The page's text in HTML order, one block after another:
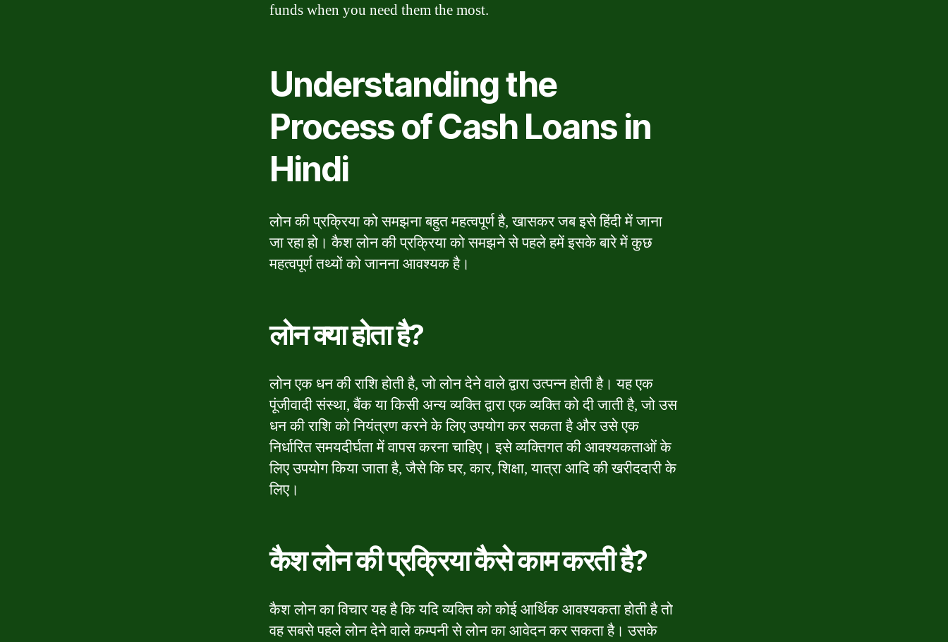
funds when you need them the most.
Understanding the
Process of Cash Loans in
Hindi
लोन की प्रक्रिया को समझना बहुत महत्वपूर्ण है, खासकर जब इसे हिंदी में जाना
जा रहा हो। कैश लोन की प्रक्रिया को समझने से पहले हमें इसके बारे में कुछ
महत्वपूर्ण तथ्यों को जानना आवश्यक है।
लोन क्या होता है?
लोन एक धन की राशि होती है, जो लोन देने वाले द्वारा उत्पन्न होती है। यह एक
पूंजीवादी संस्था, बैंक या किसी अन्य व्यक्ति द्वारा एक व्यक्ति को दी जाती है, जो उस
धन की राशि को नियंत्रण करने के लिए उपयोग कर सकता है और उसे एक
निर्धारित समयदीर्घता में वापस करना चाहिए। इसे व्यक्तिगत की आवश्यकताओं के
लिए उपयोग किया जाता है, जैसे कि घर, कार, शिक्षा, यात्रा आदि की खरीददारी के
लिए।
कैश लोन की प्रक्रिया कैसे काम करती है?
कैश लोन का विचार यह है कि यदि व्यक्ति को कोई आर्थिक आवश्यकता होती है तो
वह सबसे पहले लोन देने वाले कम्पनी से लोन का आवेदन कर सकता है। उसके